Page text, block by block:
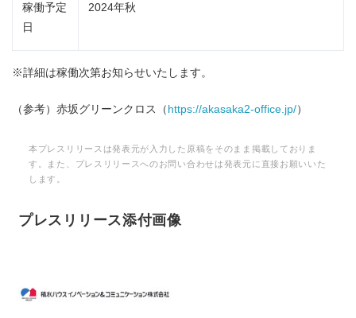
稼働予定
日
2024年秋
※詳細は稼働次第お知らせいたします。
（参考）赤坂グリーンクロス（ https://akasaka2-office.jp/）
本プレスリリースは発表元が入力した原稿をそのまま掲載しておりま
す。また、プレスリリースへのお問い合わせは発表元に直接お願いいた
します。
プレスリリース添付画像